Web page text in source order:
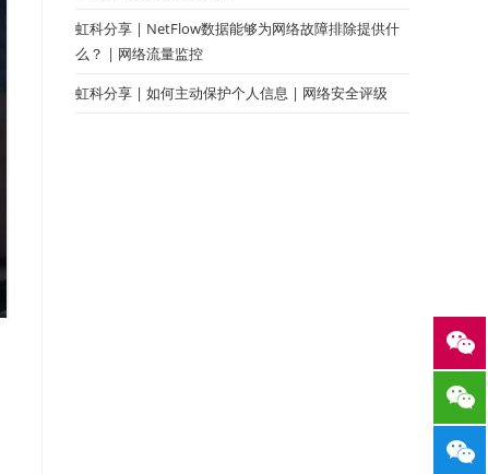
虹科分享 | NetFlow数据能够为网络故障排除提供什
么？ | 网络流量监控
虹科分享 | 如何主动保护个人信息 | 网络安全评级